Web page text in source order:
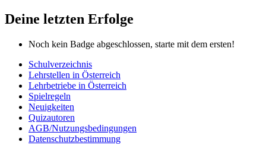
Deine letzten Erfolge
Noch kein Badge abgeschlossen, starte mit dem ersten!
Schulverzeichnis
Lehrstellen in Österreich
Lehrbetriebe in Österreich
Spielregeln
Neuigkeiten
Quizautoren
AGB/Nutzungsbedingungen
Datenschutzbestimmung